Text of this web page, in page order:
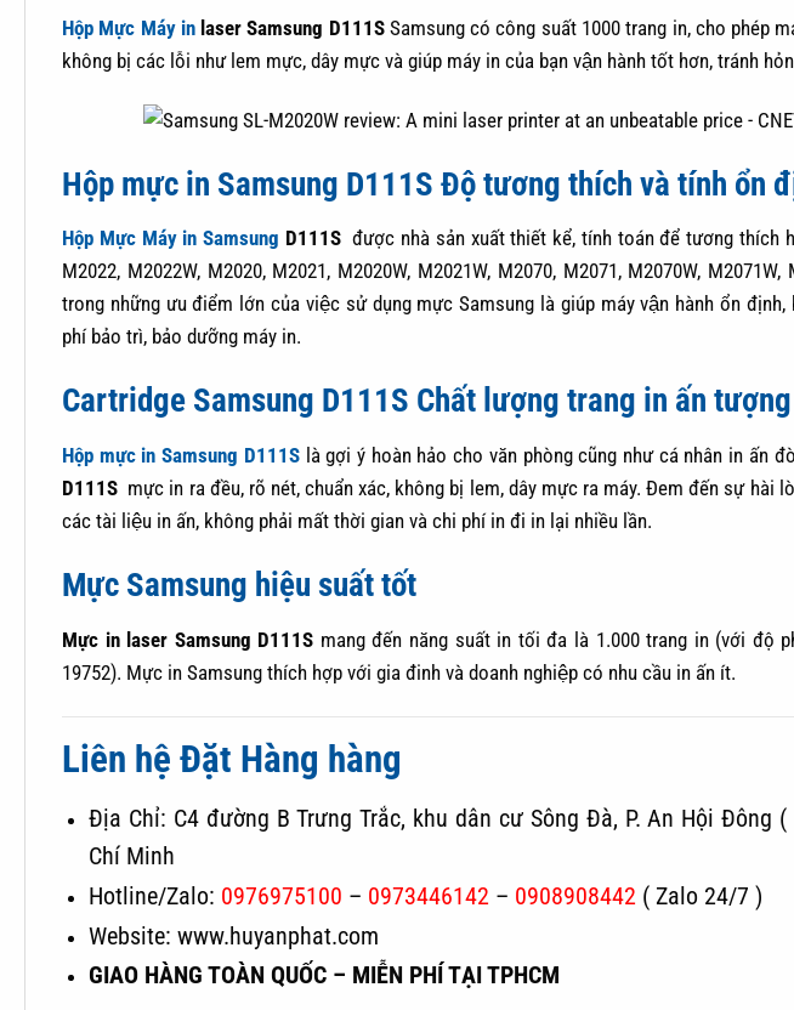
Hộp Mực Máy inlaser Samsung D111SSamsung có công suất 1000 trang in, cho phép
không bị các lỗi như lem mực, dây mực và giúp máy in của bạn vận hành tốt hơn, tránh
Hộp mực in Samsung D111S Độ tương thích và tính ổn
Hộp Mực Máy in Samsung D111Sđược nhà sản xuất thiết kể, tính toán để tương thích
M2022, M2022W, M2020, M2021, M2020W, M2021W, M2070, M2071, M2070W,
trong những ưu điểm lớn của việc sử dụng mực Samsung là giúp máy vận hành ổn
phí bảo trì, bảo dưỡng máy in.
Cartridge Samsung D111S Chất lượng trang in ấn tượng
Hộp mực in Samsung D111S là gợi ý hoàn hảo cho văn phòng cũng như cá nhân in ấn
D111S mực in ra đều, rõ nét, chuẩn xác, không bị lem, dây mực ra máy. Đem đến sự hài
các tài liệu in ấn, không phải mất thời gian và chi phí in đi in lại nhiều lần.
Mực Samsung hiệu suất tốt
Mực in laser Samsung D111S mang đến năng suất in tối đa là 1.000 trang in (với độ
19752). Mực in Samsung thích hợp với gia đinh và doanh nghiệp có nhu cầu in ấn ít.
Liên hệ Đặt Hàng hàng
Địa Chỉ: C4 đường B Trưng Trắc, khu dân cư Sông Đà, P. An Hội Đông (
Chí Minh
Hotline/Zalo: 0976975100 – 0973446142 – 0908908442 ( Zalo 24/7 )
Website: www.huyanphat.com
GIAO HÀNG TOÀN QUỐC – MIỄN PHÍ TẠI TPHCM